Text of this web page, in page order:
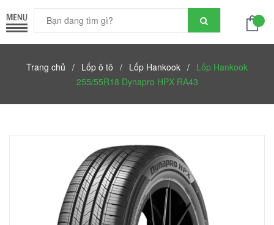
Trang chủ / Lốp ô tô / Lốp Hankook / Lốp Hankook
255/55R18 Dynapro HPX RA43